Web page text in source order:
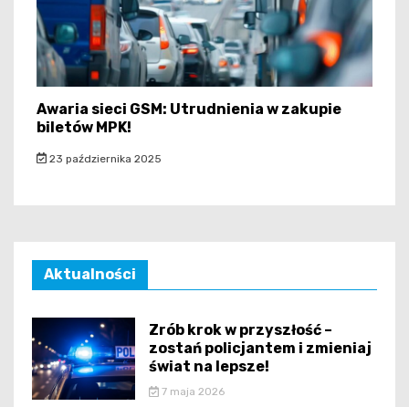
Awaria sieci GSM: Utrudnienia w zakupie
biletów MPK!
23 października 2025
Aktualności
Zrób krok w przyszłość –
zostań policjantem i zmieniaj
świat na lepsze!
7 maja 2026